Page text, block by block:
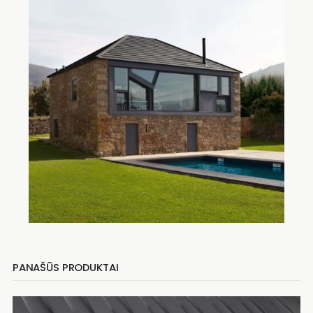
PANAŠŪS PRODUKTAI